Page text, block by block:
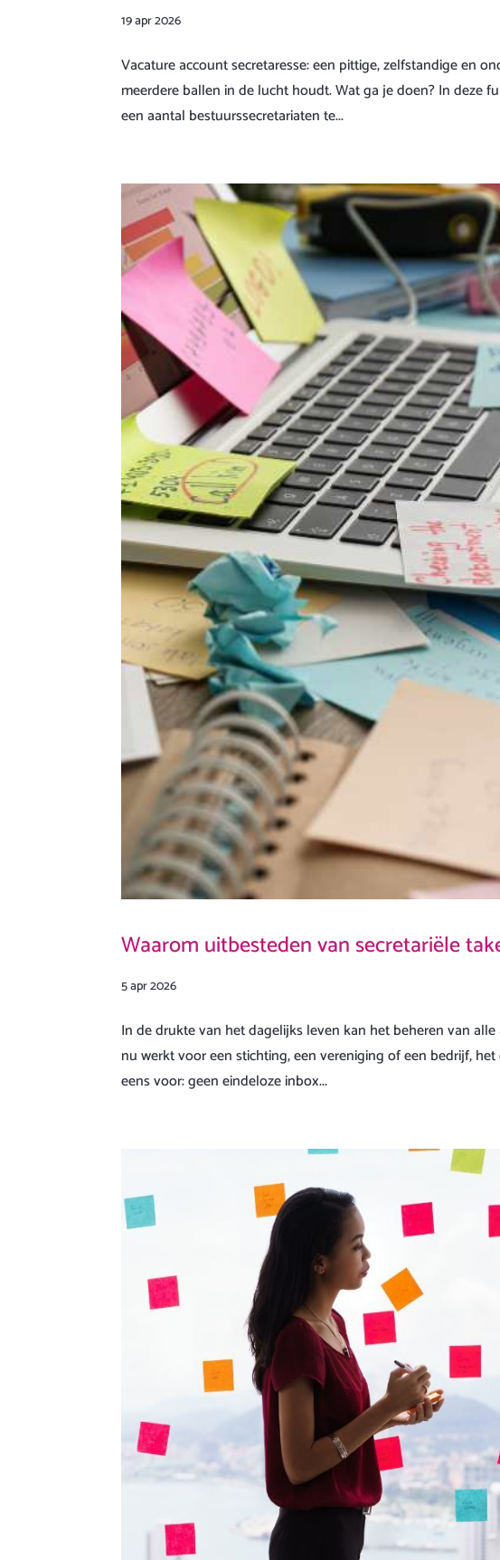
19 apr 2026
Vacature account secretaresse: een pittige, zelfstandige en
meerdere ballen in de lucht houdt. Wat ga je doen? In deze
een aantal bestuurssecretariaten te...
Waarom uitbesteden van secretariële
5 apr 2026
In de drukte van het dagelijks leven kan het beheren van
nu werkt voor een stichting, een vereniging of een bedrijf,
eens voor: geen eindeloze inbox...